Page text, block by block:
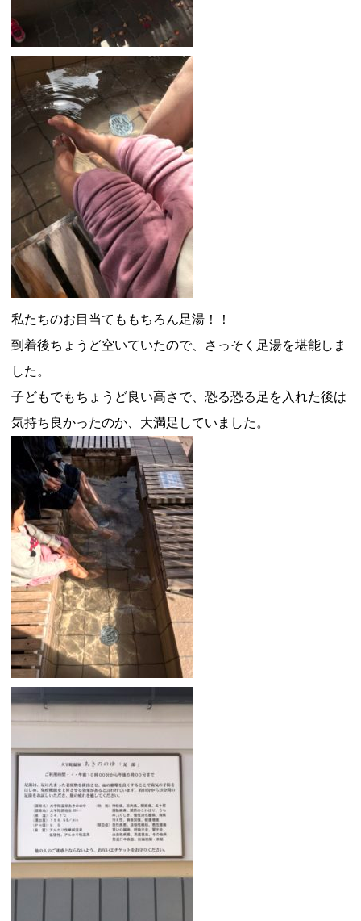
私たちのお目当てももちろん足湯！！
到着後ちょうど空いていたので、さっそく足湯を堪能しま
した。
子どもでもちょうど良い高さで、恐る恐る足を入れた後は
気持ち良かったのか、大満足していました。